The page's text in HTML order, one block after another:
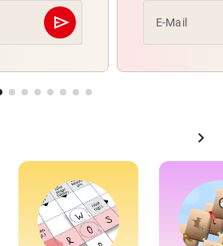
send
Abschicken E-Mail
chevron_right